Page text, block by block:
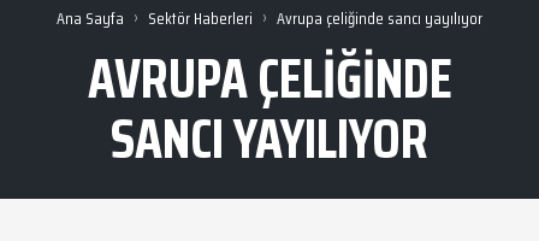
Ana Sayfa › Sektör Haberleri › Avrupa çeliğinde sancı yayılıyor
AVRUPA ÇELIĞINDE
SANCI YAYILIYOR